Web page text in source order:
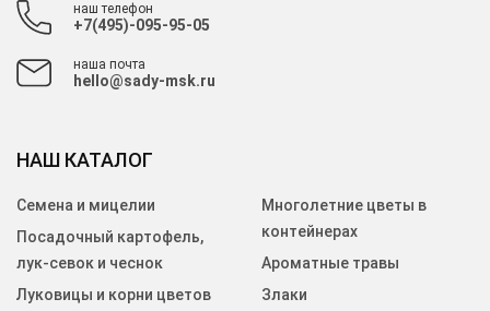
наш телефон
+7(495)-095-95-05
наша почта
hello@sady-msk.ru
НАШ КАТАЛОГ
Семена и мицелии
Посадочный картофель,
лук-севок и чеснок
Луковицы и корни цветов
Многолетние цветы в
контейнерах
Ароматные травы
Злаки